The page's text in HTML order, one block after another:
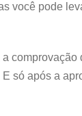
você pode
só após a